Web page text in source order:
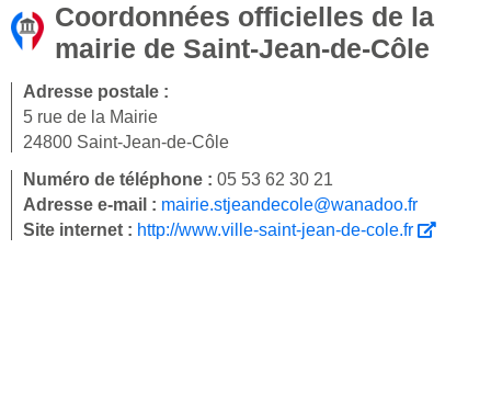
Coordonnées officielles de la
mairie de Saint-Jean-de-Côle
Adresse postale :
5 rue de la Mairie
24800 Saint-Jean-de-Côle
Numéro de téléphone : 05 53 62 30 21
Adresse e-mail : mairie.stjeandecole@wanadoo.fr
Site internet : http://www.ville-saint-jean-de-cole.fr